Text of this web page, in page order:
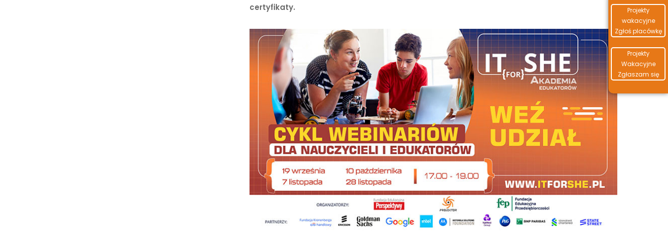
Projekty
wakacyjne
Zgłoś placówkę
Projekty
Wakacyjne
Zgłaszam się
certyfikaty.